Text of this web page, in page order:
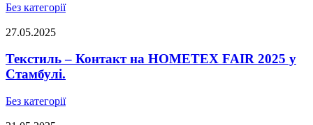
Без категорії
27.05.2025
Текстиль – Контакт на HOMETEX FAIR 2025 у
Стамбулі.
Без категорії